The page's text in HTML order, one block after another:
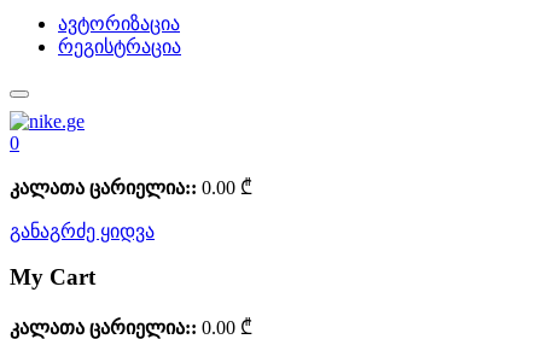
ავტორიზაცია
რეგისტრაცია
0
კალათა ცარიელია:: 0.00 ₾
განაგრძე ყიდვა
My Cart
კალათა ცარიელია:: 0.00 ₾